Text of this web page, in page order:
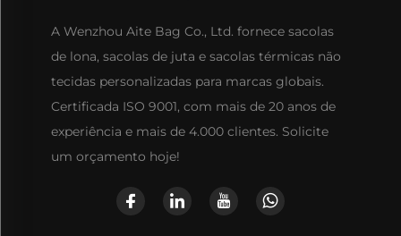
A Wenzhou Aite Bag Co., Ltd. fornece sacolas
de lona, sacolas de juta e sacolas térmicas não
tecidas personalizadas para marcas globais.
Certificada ISO 9001, com mais de 20 anos de
experiência e mais de 4.000 clientes. Solicite
um orçamento hoje!